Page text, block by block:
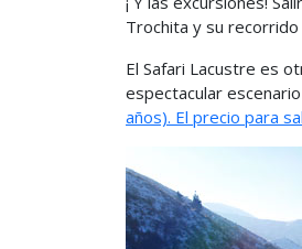
Trochita y su
El Safari Lacustre es
espectacular
años). El precio para